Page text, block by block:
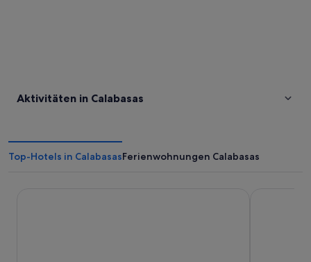
Aktivitäten in Calabasas
Top-Hotels in CalabasasFerienwohnungen Calabasas